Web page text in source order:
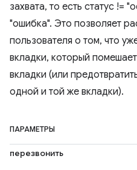
захвата, то есть статус !=
"ошибка". Это позволяет
пользователя о том, что
вкладки, который
вкладки (или
одной и той же вкладки).
ПАРАМЕТРЫ
перезвонить